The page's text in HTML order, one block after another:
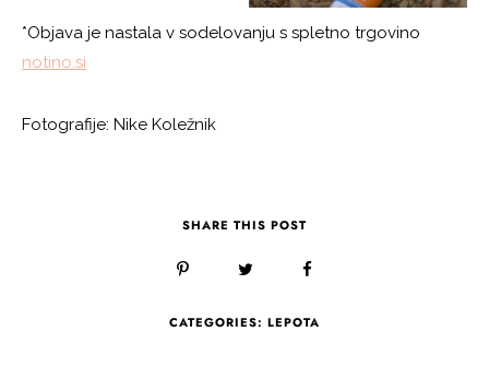
*Objava je nastala v sodelovanju s spletno trgovino
notino.si
Fotografije: Nike Koležnik
SHARE THIS POST
CATEGORIES: LEPOTA